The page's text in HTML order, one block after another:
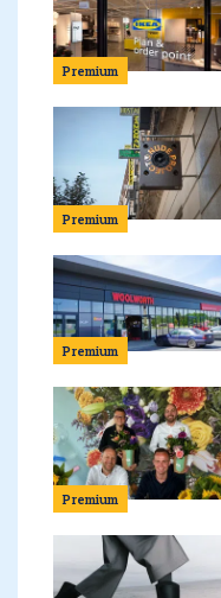
Premium
Premium
Premium
Premium